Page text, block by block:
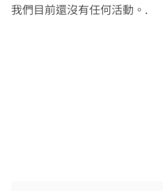
我們目前還沒有任何活動。.